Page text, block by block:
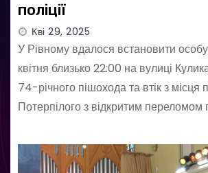
поліції
Кві 29, 2025
У Рівному вдалося встановити
квітня близько 22:00 на вулиці
74-річного пішохода та втік з місця
Потерпілого з відкритим переломом